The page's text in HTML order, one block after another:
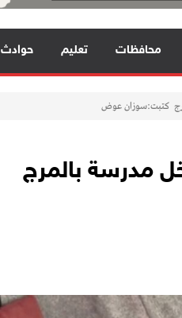
محافظات تعليم حوادث
كتبت:سوزان عوض
مدرسة بالمرج